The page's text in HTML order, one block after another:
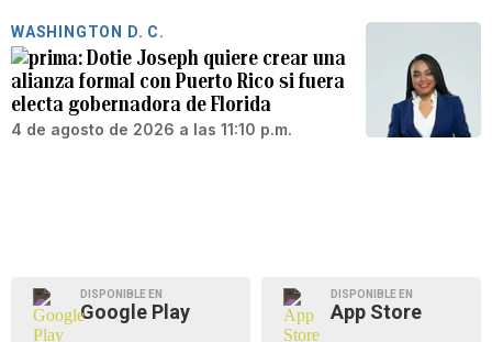
WASHINGTON D. C.
Dotie Joseph quiere crear una
alianza formal con Puerto Rico si fuera
electa gobernadora de Florida
4 de agosto de 2026 a las 11:10 p.m.
DISPONIBLE EN
Google Play
DISPONIBLE EN
App Store